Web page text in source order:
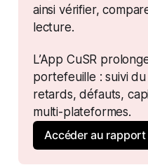
ainsi vérifier,
lecture.
L’App CuSR
portefeuille : suivi
retards, défauts,
multi-plateformes.
Accéder au